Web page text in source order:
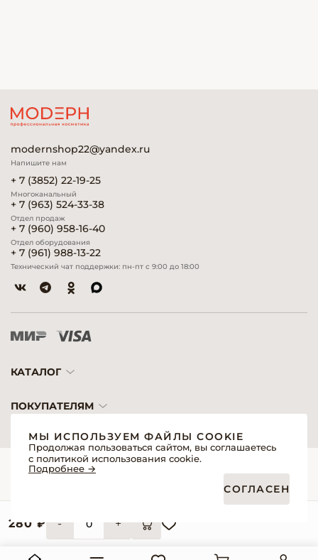
280 ₽ - +
modernshop22@yandex.ru
Напишите нам
+ 7 (3852) 22-19-25
Многоканальный
+ 7 (963) 524-33-38
Отдел продаж
+ 7 (960) 958-16-40
Отдел оборудования
+ 7 (961) 988-13-22
Технический чат поддержки: пн-пт с 9:00 до 18:00
КАТАЛОГ
ПОКУПАТЕЛЯМ
© 2026 «Модерн»— Косметика и оборудование для профессионалов
Публичная оферта интернет-магазина для профессиональных участников
Согласие на обработку персональных данных
Создание сайтов
МЫ ИСПОЛЬЗУЕМ ФАЙЛЫ COOKIE
Продолжая пользоваться сайтом, вы соглашаетесь
с политикой использования cookie.
Подробнее →
СОГЛАСЕН